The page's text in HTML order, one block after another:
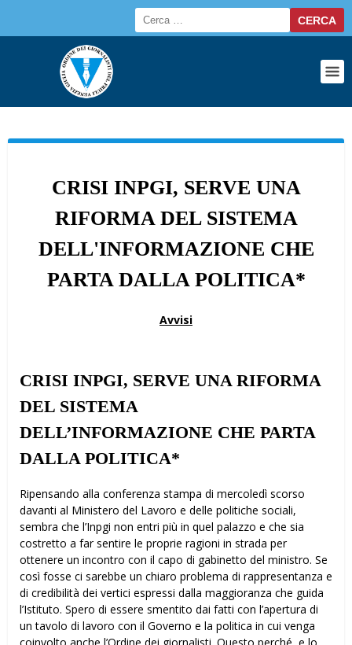
CRISI INPGI, SERVE UNA
RIFORMA DEL SISTEMA
DELL'INFORMAZIONE CHE
PARTA DALLA POLITICA*
Avvisi
CRISI INPGI, SERVE UNA RIFORMA
DEL SISTEMA
DELL’INFORMAZIONE CHE PARTA
DALLA POLITICA*
Ripensando alla conferenza stampa di mercoledì scorso
davanti al Ministero del Lavoro e delle politiche sociali,
sembra che l’Inpgi non entri più in quel palazzo e che sia
costretto a far sentire le proprie ragioni in strada per
ottenere un incontro con il capo di gabinetto del ministro. Se
così fosse ci sarebbe un chiaro problema di rappresentanza e
di credibilità dei vertici espressi dalla maggioranza che guida
l’Istituto. Spero di essere smentito dai fatti con l’apertura di
un tavolo di lavoro con il Governo e la politica in cui venga